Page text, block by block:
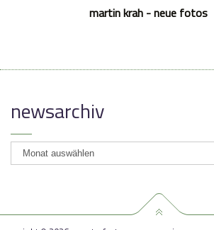
martin krah - neue fotos
newsarchiv
newsarchiv